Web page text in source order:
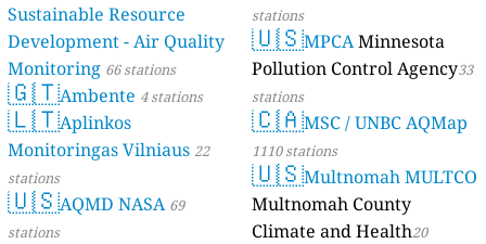
Sustainable Resource
Development - Air Quality
Monitoring 66 stations
🇬🇹Ambente 4 stations
🇱🇹Aplinkos
Monitoringas Vilniaus 22
stations
🇺🇸AQMD NASA 69
stations
stations
🇺🇸MPCAMinnesota
Pollution Control Agency33
stations
🇨🇦MSC / UNBC AQMap
1110 stations
🇺🇸Multnomah MULTCO
Multnomah County
Climate and Health20